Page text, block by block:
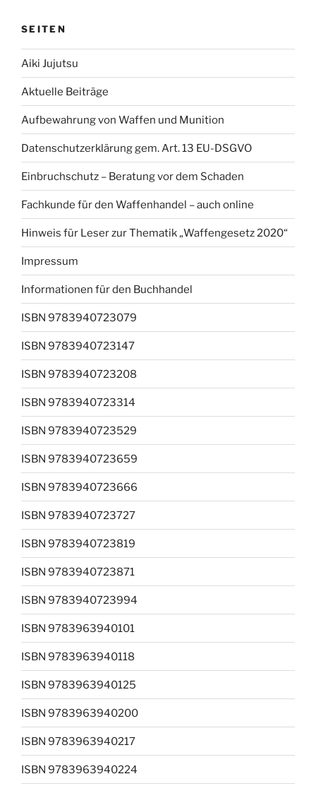
SEITEN
Aiki Jujutsu
Aktuelle Beiträge
Aufbewahrung von Waffen und Munition
Datenschutzerklärung gem. Art. 13 EU-DSGVO
Einbruchschutz – Beratung vor dem Schaden
Fachkunde für den Waffenhandel – auch online
Hinweis für Leser zur Thematik „Waffengesetz 2020“
Impressum
Informationen für den Buchhandel
ISBN 9783940723079
ISBN 9783940723147
ISBN 9783940723208
ISBN 9783940723314
ISBN 9783940723529
ISBN 9783940723659
ISBN 9783940723666
ISBN 9783940723727
ISBN 9783940723819
ISBN 9783940723871
ISBN 9783940723994
ISBN 9783963940101
ISBN 9783963940118
ISBN 9783963940125
ISBN 9783963940200
ISBN 9783963940217
ISBN 9783963940224